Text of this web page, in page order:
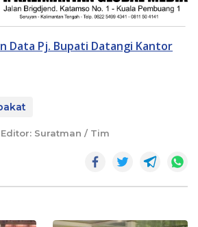
Data Pj. Bupati Datangi Kantor
Editor: Suratman / Tim